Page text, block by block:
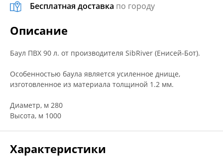
Бесплатная доставка по городу
Описание
Баул ПВХ 90 л. от производителя SibRiver (Енисей-Бот).
Особенностью баула является усиленное днище,
изготовленное из материала толщиной 1.2 мм.
Диаметр, м 280
Высота, м 1000
Характеристики